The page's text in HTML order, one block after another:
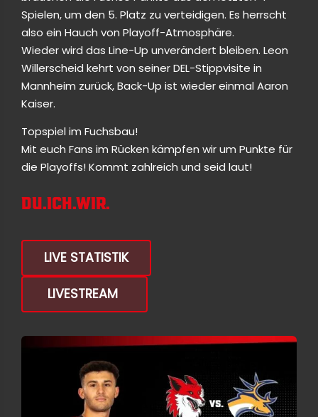
Spielen, um den 5. Platz zu verteidigen. Es herrscht
also ein Hauch von Playoff-Atmosphäre.
Wieder wird das Line-Up unverändert bleiben. Leon
Willerscheid kehrt von seiner DEL-Stippvisite in
Mannheim zurück, Back-Up ist wieder einmal Aaron
Kaiser.
Topspiel im Fuchsbau!
Mit euch Fans im Rücken kämpfen wir um Punkte für
die Playoffs! Kommt zahlreich und seid laut!
DU.ICH.WIR.
LIVE STATISTIK
LIVESTREAM